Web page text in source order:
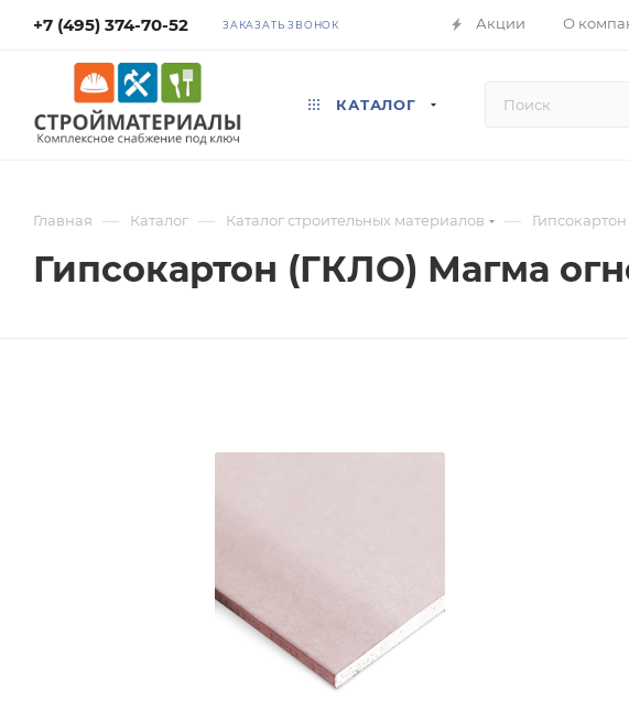
+7 (495) 374-70-52 ЗАКАЗАТЬ ЗВОНОК Акции О
КАТАЛОГ
Главная — Каталог — Каталог строительных материалов —
Гипсокартон (ГКЛО) Магма